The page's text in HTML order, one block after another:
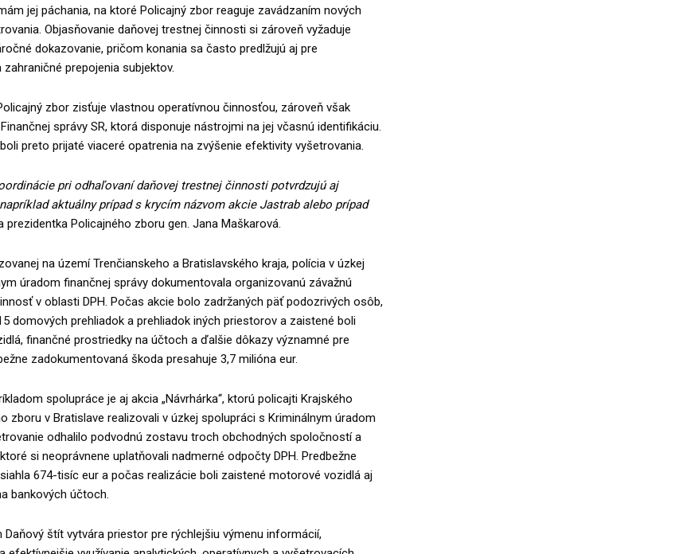
jej páchania, na ktoré Policajný zbor reaguje zavádzaním nových
Objasňovanie daňovej trestnej činnosti si zároveň vyžaduje
dokazovanie, pričom konania sa často predlžujú aj pre
prepojenia subjektov.
zbor zisťuje vlastnou operatívnou činnosťou, zároveň však
správy SR, ktorá disponuje nástrojmi na jej včasnú identifikáciu.
preto prijaté viaceré opatrenia na zvýšenie efektivity vyšetrovania.
pri odhaľovaní daňovej trestnej činnosti potvrdzujú aj
aktuálny prípad s krycím názvom akcie Jastrab alebo prípad
prezidentka Policajného zboru gen. Jana Maškarová.
na území Trenčianskeho a Bratislavského kraja, polícia v úzkej
úradom finančnej správy dokumentovala organizovanú závažnú
v oblasti DPH. Počas akcie bolo zadržaných päť podozrivých osôb,
domových prehliadok a prehliadok iných priestorov a zaistené boli
finančné prostriedky na účtoch a ďalšie dôkazy významné pre
zadokumentovaná škoda presahuje 3,7 milióna eur.
spolupráce je aj akcia „Návrhárka“, ktorú policajti Krajského
zboru v Bratislave realizovali v úzkej spolupráci s Kriminálnym úradom
odhalilo podvodnú zostavu troch obchodných spoločností a
si neoprávnene uplatňovali nadmerné odpočty DPH. Predbežne
674-tisíc eur a počas realizácie boli zaistené motorové vozidlá aj
bankových účtoch.
Daňový štít vytvára priestor pre rýchlejšiu výmenu informácií,